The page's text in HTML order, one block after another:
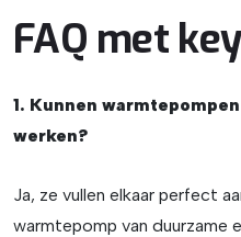
FAQ met
1. Kunnen
werken?
Ja, ze vullen elkaar perfect
warmtepomp van duurzame